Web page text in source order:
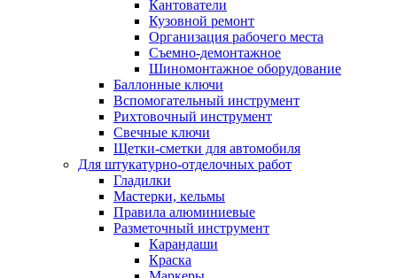
Кантователи
Кузовной ремонт
Организация рабочего места
Съемно-демонтажное
Шиномонтажное оборудование
Баллонные ключи
Вспомогательный инструмент
Рихтовочный инструмент
Свечные ключи
Щетки-сметки для автомобиля
Для штукатурно-отделочных работ
Гладилки
Мастерки, кельмы
Правила алюминиевые
Разметочный инструмент
Карандаши
Краска